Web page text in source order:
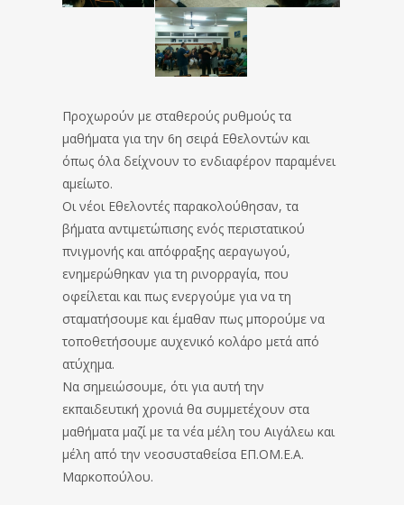
Προχωρούν με σταθερούς ρυθμούς τα
μαθήματα για την 6η σειρά Εθελοντών και
όπως όλα δείχνουν το ενδιαφέρον παραμένει
αμείωτο.
Οι νέοι Εθελοντές παρακολούθησαν, τα
βήματα αντιμετώπισης ενός περιστατικού
πνιγμονής και απόφραξης αεραγωγού,
ενημερώθηκαν για τη ρινορραγία, που
οφείλεται και πως ενεργούμε για να τη
σταματήσουμε και έμαθαν πως μπορούμε να
τοποθετήσουμε αυχενικό κολάρο μετά από
ατύχημα.
Να σημειώσουμε, ότι για αυτή την
εκπαιδευτική χρονιά θα συμμετέχουν στα
μαθήματα μαζί με τα νέα μέλη του Αιγάλεω και
μέλη από την νεοσυσταθείσα ΕΠ.ΟΜ.Ε.Α.
Μαρκοπούλου.